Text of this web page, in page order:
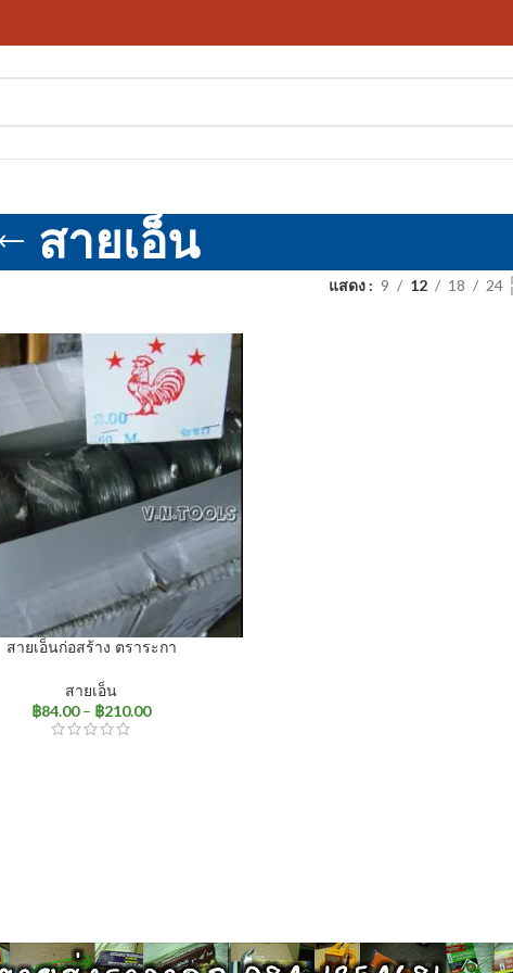
สายเอ็น
แสดง 9 12 18 24
สายเอ็นก่อสร้าง ตราระกา
สายเอ็น
฿84.00 – ฿210.00